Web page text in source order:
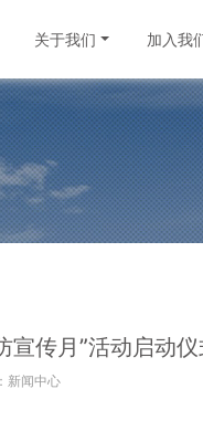
关于我们 加入我
宣传月”活动启动
新闻中心